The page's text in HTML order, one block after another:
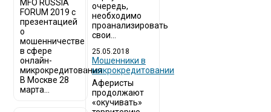
MFO RUSSIA
FORUM 2019 с
презентацией
о
мошенничестве
в сфере
онлайн-
микрокредитования
В Москве 28
марта...
очередь,
необходимо
проанализировать
свои...
25.05.2018
Мошенники в
микрокредитовании
Аферисты
продолжают
«окучивать»